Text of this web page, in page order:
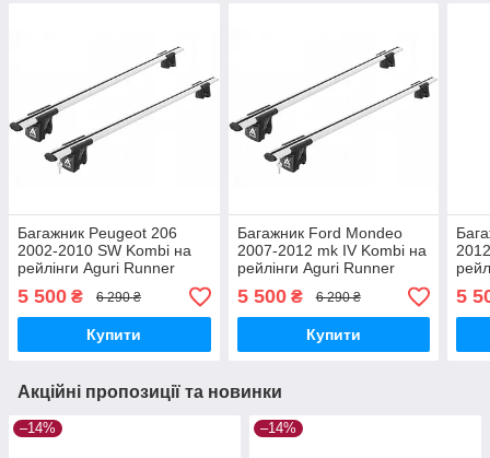
Багажник Peugeot 206
2002-2010 SW Kombi на
рейлінги Aguri Runner
5 500 ₴ 6 290 ₴
Купити
Багажник Ford Mondeo
2007-2012 mk IV Kombi на
рейлінги Aguri Runner
5 500₴ 6 290 ₴
Купити
5
Акційні пропозиції та новинки
–14% –14%